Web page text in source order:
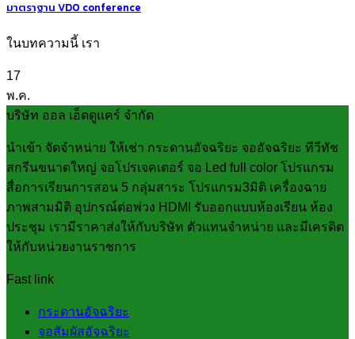
มาตราฐาน VDO conference
ในบทความนี้ เรา
17
พ.ค.
บริษัท ออล เอ็ดดูแคร์ จำกัด
นำเข้า จัดจำหน่าย ให้เช่า กระดานอัจฉริยะ จออัจฉริยะ ทีวีทัช
สกรีนขนาดใหญ่ จอโปรเจคเตอร์ จอ Led full color โปรแกรม
สื่อการเรียนการสอน 5 กลุ่มสาระ โปรแกรม3มิติ เครื่องฉาย
ภาพสามมิติ อุปกรณ์ต่อพ่วง HDMI รับออกแบบห้องเรียน ห้อง
ประชุม เรามีราคาส่งให้กับบริษัท ตัวแทนจำหน่าย และมีเครดิต
ให้กับหน่วยงานราชการ
Fast link
กระดานอัจฉริยะ
จอสัมผัสอัจฉริยะ